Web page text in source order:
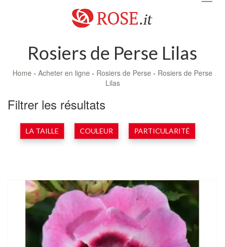
Rosiers de Perse Lilas
Home - Acheter en ligne - Rosiers de Perse - Rosiers de Perse
Lilas
Filtrer les résultats
LA TAILLE COULEUR PARTICULARITÉ